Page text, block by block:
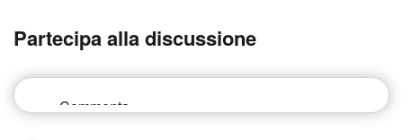
Partecipa alla discussione